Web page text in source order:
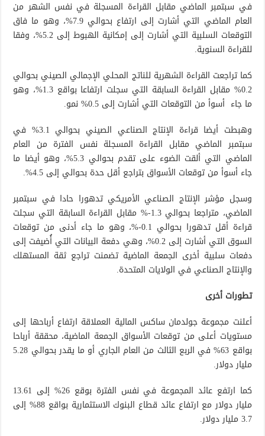
في سبتمبر الماضي مقابل القراءة المسجلة في نفس الشهر من
العام الماضي التي أشارت إلى ارتفاع بحوالي 7.9%، وهو ما فاق
التوقعات السلبية التي أشارت إلى إمكانية الهبوط إلى 5.2%، وفقا
للقراءة السنوية.
كما تراجعت القراءة الشهرية للناتج المحلي الإجمالي الصيني بحوالي
0.2% مقابل القراءة السابقة التي سجلت ارتفاعا بواقع 1.3%، وهو
ما جاء أسوأ من التوقعات التي أشارت إلى 0.5% نمو.
وهبطت أيضا قراءة الإنتاج الصناعي الصيني بحوالي 3.1% في
سبتمبر الماضي مقابل القراءة المسجلة نفس الفترة من العام
الماضي التي ألقت الضوء على تقدم بحوالي 5.3%، وهو أيضا ما
جاء أسوأ من توقعات الأسواق بتراجع أقل حدة بحوالي إلى 4.5%.
وسجل مؤشر الإنتاج الصناعي الأمريكي تدهورا حادا في سبتمبر
الماضي، متراجعا بحوالي 1.3-% مقابل القراءة السابقة التي سجلت
قراءة أقل تدهورا بحوالي 0.1-%، وهو ما جاء أدنى من توقعات
السوق التي أشارت إلى 0.2%، وهي دفعة البيانات التي أُضيفت إلى
دفعات سلبية أخرى الجمعة الماضية تضمنت تراجع ثقة المستهلك
والإنتاج الصناعي في الولايات المتحدة.
تطورات أخرى
أعلنت مجموعة جولدمان ساكس المالية العملاقة ارتفاع أرباحها إلى
مستويات أعلى من توقعات الأسواق الجمعة الماضية، محققة أرباحا
بواقع 63% في الربع الثالث من العام الجاري أو ما يقدر بحوالي 5.28
مليار دولار.
كما ارتفع عائد المجموعة في نفس الفترة بوقع 26% إلى 13.61
مليار دولار مع ارتفاع عائد قطاع البنوك الاستثمارية بواقع 88% إلى
3.7 مليار دولار.